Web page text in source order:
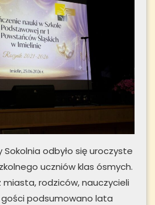
Sokolnia odbyło się uroczyste
uczniów klas ósmych.
miasta, rodziców, nauczycieli
podsumowano lata